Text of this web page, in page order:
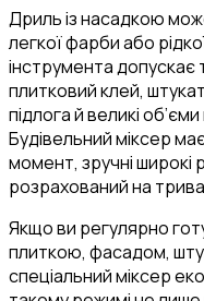
Дриль із насадкою
легкої фарби або
інструмента
плитковий клей,
підлога й великі
Будівельний міксер
момент, зручні широкі
розрахований на
Якщо ви регулярно
плиткою, фасадом,
спеціальний міксер